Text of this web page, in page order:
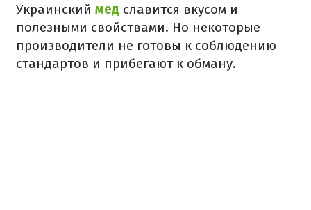
Украинский мед славится вкусом и
полезными свойствами. Но некоторые
производители не готовы к соблюдению
стандартов и прибегают к обману.